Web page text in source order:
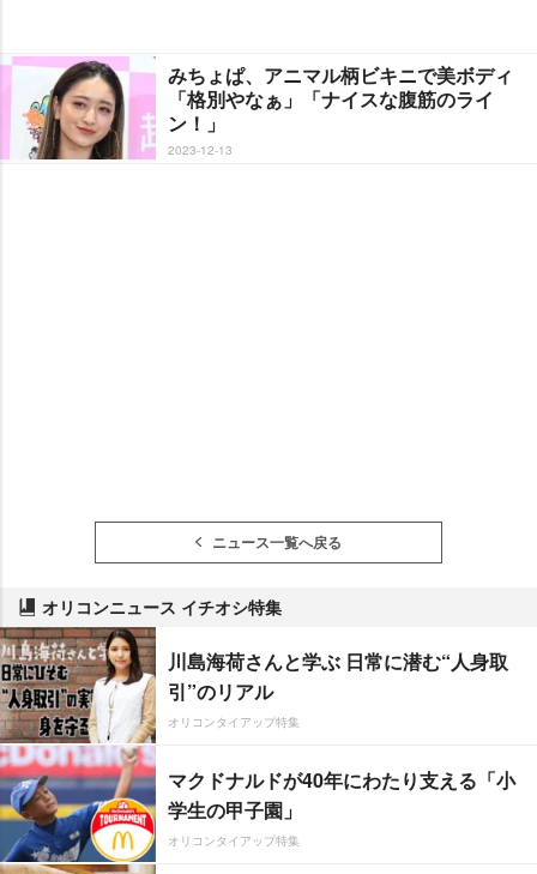
みちょぱ、アニマル柄ビキニで美ボディ
「格別やなぁ」「ナイスな腹筋のライ
ン！」
2023-12-13
ニュース一覧へ戻る
オリコンニュース イチオシ特集
川島海荷さんと学ぶ 日常に潜む“人身取
引”のリアル
オリコンタイアップ特集
マクドナルドが40年にわたり支える「小
学生の甲子園」
オリコンタイアップ特集